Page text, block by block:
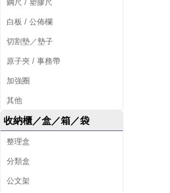
鋼尺 / 塑膠尺
白板 / 公佈欄
切割墊／墊子
原子夾 / 事務帶
加強圈
其他
收納櫃／盒／箱／袋
整理盒
分類盒
公文架